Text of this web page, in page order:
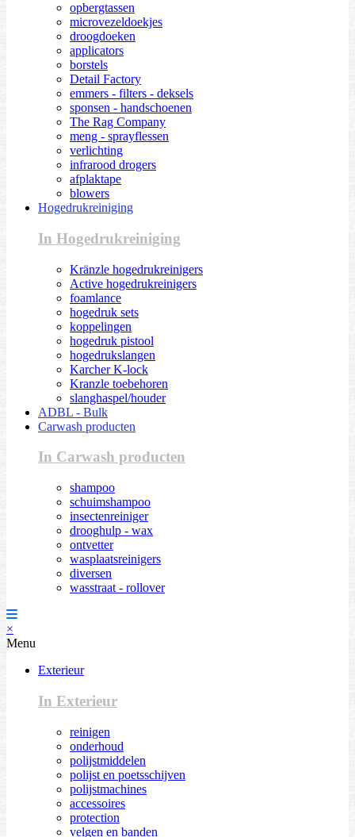
opbergtassen
microvezeldoekjes
droogdoeken
applicators
borstels
Detail Factory
emmers - filters - deksels
sponsen - handschoenen
The Rag Company
meng - sprayflessen
verlichting
infrarood drogers
afplaktape
blowers
Hogedrukreiniging
In Hogedrukreiniging
Kränzle hogedrukreinigers
Active hogedrukreinigers
foamlance
hogedruk sets
koppelingen
hogedruk pistool
hogedrukslangen
Karcher K-lock
Kranzle toebehoren
slanghaspel/houder
ADBL - Bulk
Carwash producten
In Carwash producten
shampoo
schuimshampoo
insectenreiniger
drooghulp - wax
ontvetter
wasplaatsreinigers
diversen
wasstraat - rollover
×
Menu
Exterieur
In Exterieur
reinigen
onderhoud
polijstmiddelen
polijst en poetsschijven
polijstmachines
accessoires
protection
velgen en banden